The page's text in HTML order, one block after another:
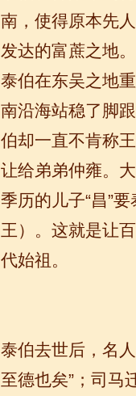
南，使得原本先
发达的富蔗之地
泰伯在东吴之地
南沿海站稳了脚
伯却一直不肯称
让给弟弟仲雍。
季历的儿子“昌”
王）。这就是让
代始祖。
泰伯去世后，名
至德也矣”；司马